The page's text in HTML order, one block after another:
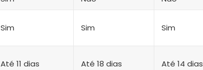
Sim Sim Sim
Até 11 dias Até 18 dias Até 14 dias